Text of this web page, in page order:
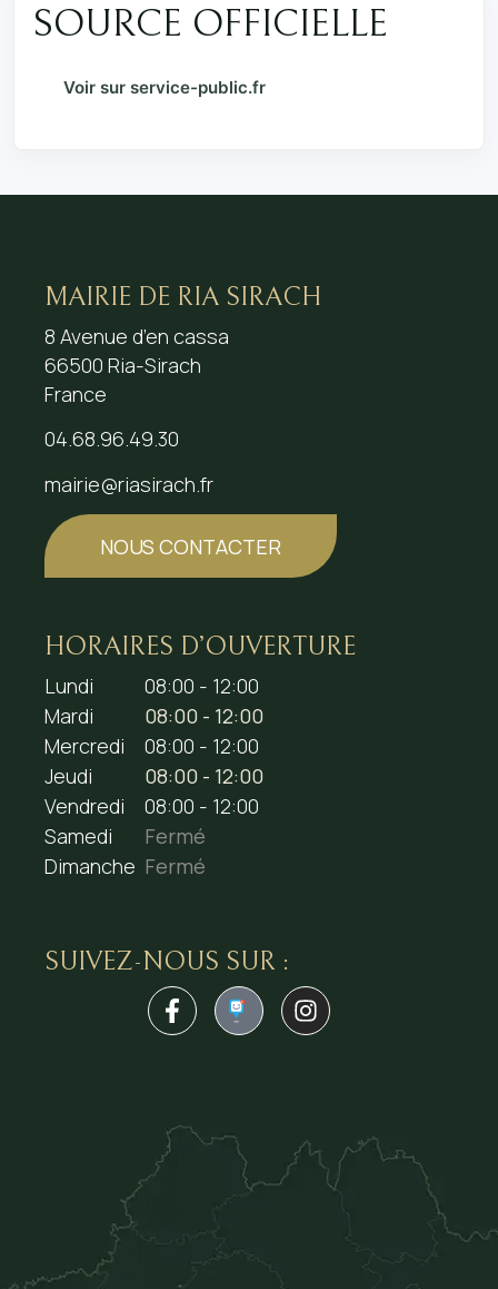
SOURCE OFFICIELLE
Voir sur service-public.fr
MAIRIE DE RIA SIRACH
8 Avenue d’en cassa
66500 Ria-Sirach
France
04.68.96.49.30
mairie@riasirach.fr
NOUS CONTACTER
HORAIRES D’OUVERTURE
Lundi
08:00 - 12:00
Mardi
08:00 - 12:00
Mercredi
08:00 - 12:00
Jeudi
08:00 - 12:00
Vendredi
08:00 - 12:00
Samedi
Fermé
Dimanche Fermé
SUIVEZ-NOUS SUR :
1